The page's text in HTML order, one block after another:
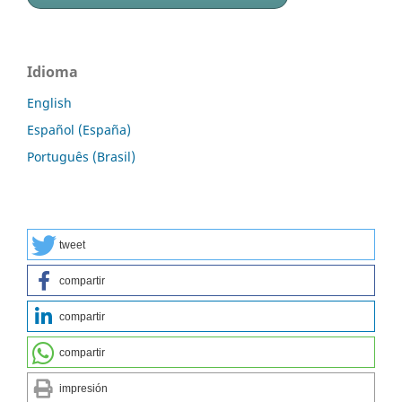
Idioma
English
Español (España)
Português (Brasil)
tweet
compartir
compartir
compartir
impresión